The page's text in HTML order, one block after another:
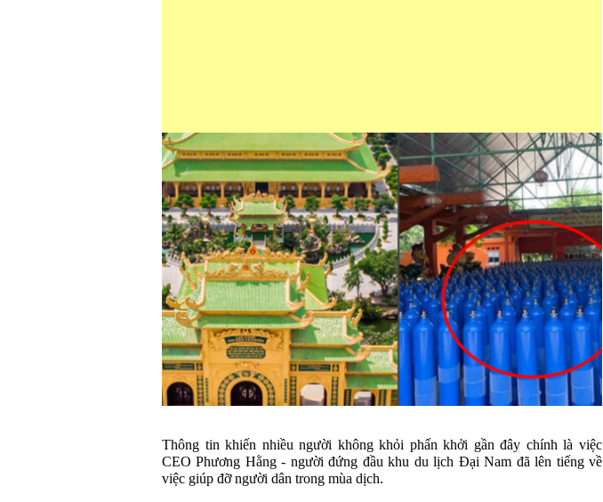
Thông tin khiến nhiều người không khỏi phấn khởi gần đây chính là việc
CEO Phương Hằng - người đứng đầu khu du lịch Đại Nam đã lên tiếng về
việc giúp đỡ người dân trong mùa dịch.